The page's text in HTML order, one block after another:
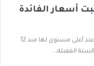
أسعار الفائدة
أبقى البنك المركزي الأسترالي أسعار الفائدة عند أعلى مستوى لها منذ 12
المقبلة،…